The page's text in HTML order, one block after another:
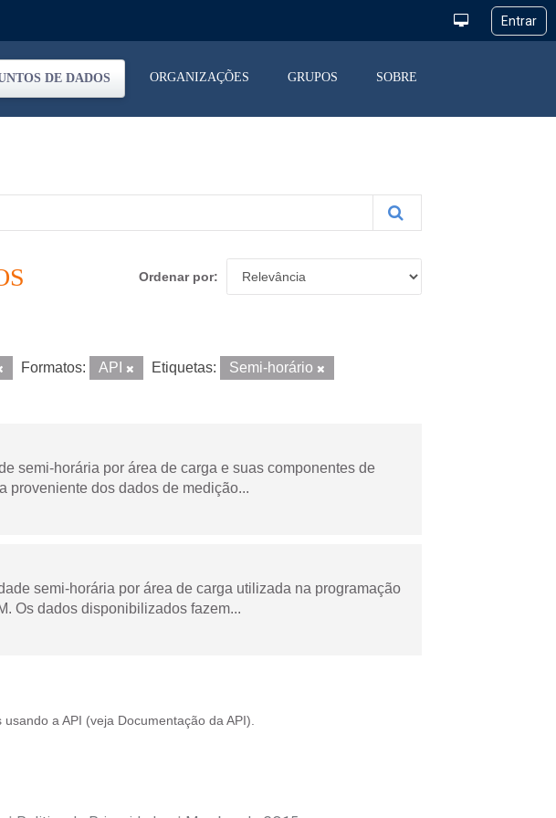
DE DADOS ORGANIZAÇÕES GRUPOS SOBRE
Ordenar por
Formatos: API Etiquetas: Semi-horário
semi-horária por área de carga e suas componentes de
proveniente dos dados de medição...
semi-horária por área de carga utilizada na programação
Os dados disponibilizados fazem...
usando a API (veja Documentação da API ).